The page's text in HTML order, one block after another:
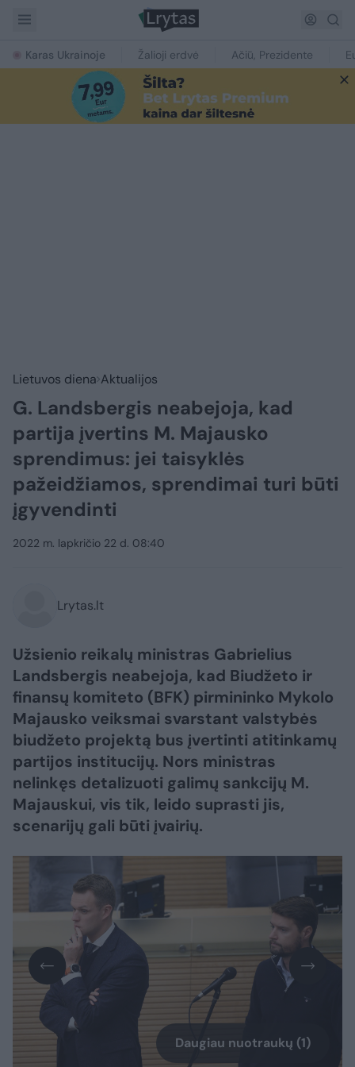
Karas Ukrainoje Žalioji erdvė Ačiū, Prezidente
Lietuvos diena Aktualijos
G. Landsbergis neabejoja, kad
partija įvertins M. Majausko
sprendimus: jei taisyklės
pažeidžiamos, sprendimai turi būti
įgyvendinti
2022 m. lapkričio 22 d. 08:40
Lrytas.lt
Užsienio reikalų ministras Gabrielius
Landsbergis neabejoja, kad Biudžeto ir
finansų komiteto (BFK) pirmininko Mykolo
Majausko veiksmai svarstant valstybės
biudžeto projektą bus įvertinti atitinkamų
partijos institucijų. Nors ministras
nelinkęs detalizuoti galimų sankcijų M.
Majauskui, vis tik, leido suprasti jis,
scenarijų gali būti įvairių.
Daugiau nuotraukų (1)